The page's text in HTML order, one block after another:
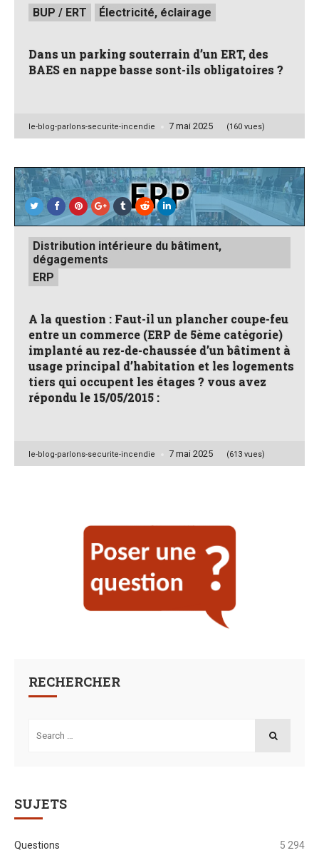
Posted
inBUP / ERT Électricité, éclairage
Dans un parking souterrain d’un ERT, des
BAES en nappe basse sont-ils obligatoires ?
Posted
le-blog-parlons-securite-incendie 7 mai 2025 (160 vues)
Posted
inDistribution intérieure du bâtiment,
dégagements
ERP
A la question : Faut-il un plancher coupe-feu
entre un commerce (ERP de 5ème catégorie)
implanté au rez-de-chaussée d’un bâtiment à
usage principal d’habitation et les logements
tiers qui occupent les étages ? vous avez
répondu le 15/05/2015 :
Posted
le-blog-parlons-securite-incendie 7 mai 2025 (613 vues)
RECHERCHER
for:
SUJETS
Questions 5 294